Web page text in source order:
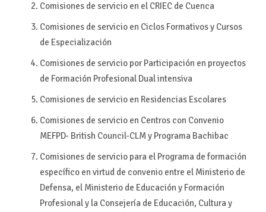
Comisiones de servicio en el CRIEC de Cuenca
Comisiones de servicio en Ciclos Formativos y Cursos
de Especialización
Comisiones de servicio por Participación en proyectos
de Formación Profesional Dual intensiva
Comisiones de servicio en Residencias Escolares
Comisiones de servicio en Centros con Convenio
MEFPD- British Council-CLM y Programa Bachibac
Comisiones de servicio para el Programa de formación
específico en virtud de convenio entre el Ministerio de
Defensa, el Ministerio de Educación y Formación
Profesional y la Consejería de Educación, Cultura y